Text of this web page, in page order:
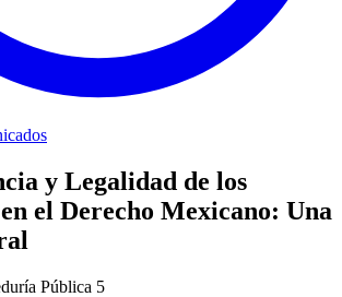
y Legalidad de los
el Derecho Mexicano: Una
Pública 5